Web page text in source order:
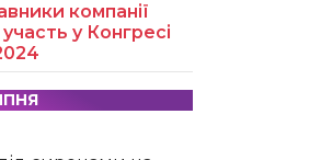
компанії
у Конгресі